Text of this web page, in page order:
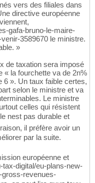
vers des filiales dans
directive européenne
gafa-bruno-le-maire-
3589670 le ministre.
»
de taxation sera imposé
« la fourchette va de 2n%
6 ». Un taux faible certes,
selon le ministre et va
Le ministre
celles qui résistent
nest pas durable et
il préfère avoir un
par la suite.
européenne et
digital/eu-plans-new-
gross-revenues-